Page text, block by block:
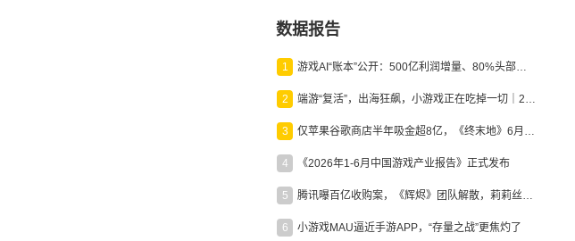
数据报告
1 游戏AI“账本”公开：500亿利润增量、80%头部入局，谁在闷声发财？
2 端游“复活”，出海狂飙，小游戏正在吃掉一切｜2026上半年产业报告
3 仅苹果谷歌商店半年吸金超8亿，《终末地》6月份收入显著回暖
4 《2026年1-6月中国游戏产业报告》正式发布
5 腾讯曝百亿收购案，《辉烬》团队解散，莉莉丝新作曝光｜陀螺周报
6 小游戏MAU逼近手游APP，“存量之战”更焦灼了